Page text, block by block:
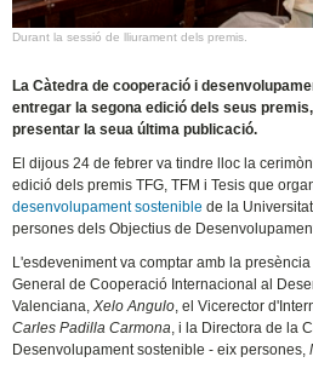
Durant la sessió de lliurament dels premis.
La Càtedra de cooperació i
entregar la segona edició dels seus
presentar la seua última publicació.
El dijous 24 de febrer va tindre lloc la
edició dels premis TFG, TFM i Tesis que
desenvolupament sosteniblede la
persones dels Objectius de
L'esdeveniment va comptar amb la
General de Cooperació Internacional al
Valenciana,Xelo Angulo, el Vicerector
Carles Padilla Carmona, i la Directora de la
Desenvolupament sostenible - eix persones,